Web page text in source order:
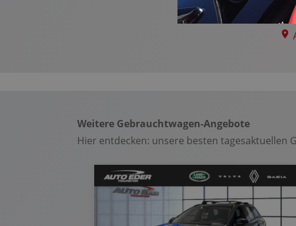
Weitere Gebrauchtwagen-Angebote
Hier entdecken: unsere besten tagesaktuellen